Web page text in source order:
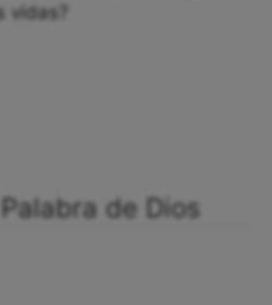
vidas?
de Dios